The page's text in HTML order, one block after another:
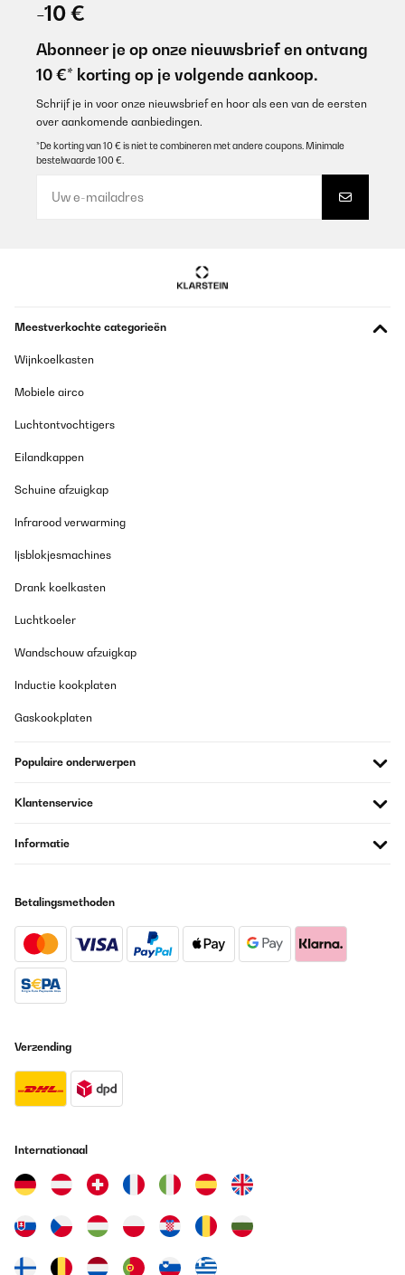
-10 €
Abonneer je op onze nieuwsbrief en ontvang
10 €* korting op je volgende aankoop.
Schrijf je in voor onze nieuwsbrief en hoor als een van de eersten
over aankomende aanbiedingen.
*De korting van 10 € is niet te combineren met andere coupons. Minimale
bestelwaarde 100 €.
Meestverkochte categorieën
Wijnkoelkasten
Mobiele airco
Luchtontvochtigers
Eilandkappen
Schuine afzuigkap
Infrarood verwarming
Ijsblokjesmachines
Drank koelkasten
Luchtkoeler
Wandschouw afzuigkap
Inductie kookplaten
Gaskookplaten
Populaire onderwerpen
Klantenservice
Informatie
Betalingsmethoden
Verzending
Internationaal